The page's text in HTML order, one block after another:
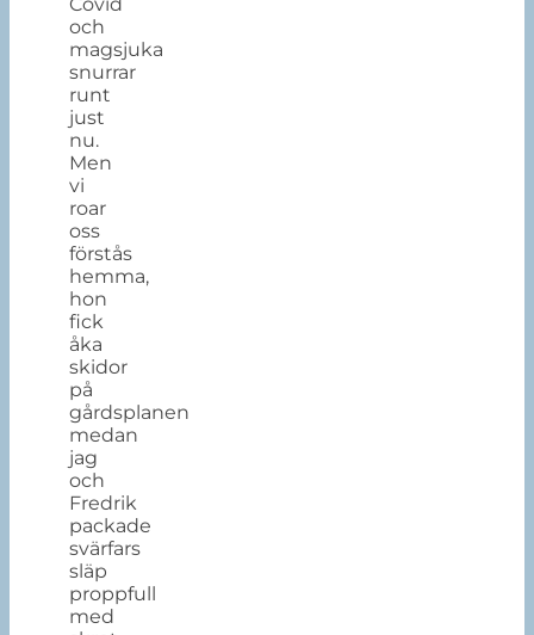
och
magsjuka
snurrar
runt
just
nu.
Men
vi
roar
oss
förstås
hemma,
hon
fick
åka
skidor
på
gårdsplanen
medan
jag
och
Fredrik
packade
svärfars
släp
proppfull
med